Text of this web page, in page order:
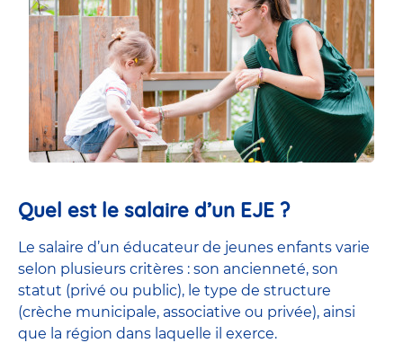
Quel est le salaire d’un EJE ?
Le salaire d’un éducateur de jeunes enfants varie
selon plusieurs critères : son ancienneté, son
statut (privé ou public), le type de structure
(crèche municipale, associative ou privée), ainsi
que la région dans laquelle il exerce.